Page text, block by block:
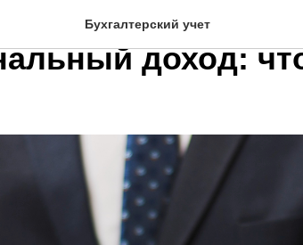
Бухгалтерский учет
налогу на
доход: